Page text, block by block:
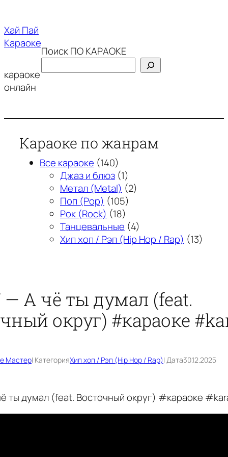
содержимому
Хай Пай
Караоке
караоке
онлайн
Поиск ПО КАРАОКЕ
Караоке по жанрам
Все караоке (140)
Джаз и блюз (1)
Метал (Metal) (2)
Поп (Pop) (105)
Рок (Rock) (18)
Танцевальные (4)
Хип хоп / Рэп (Hip Hop / Rap) (13)
А чё ты думал (feat.
округ) #караоке
Мастер| КатегорияХип хоп / Рэп (Hip Hop / Rap)| Дата30.12.2025
ты думал (feat. Восточный округ) #караоке